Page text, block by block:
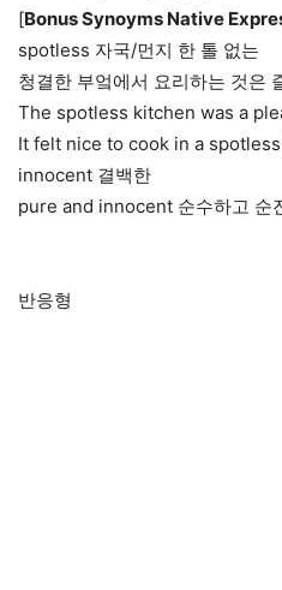
[Bonus Synoyms Native
spotless 자국/먼지 한 톨 없는
청결한 부엌에서 요리하는 것은
The spotless kitchen was a
It felt nice to cook in a
innocent 결백한
pure and innocent 순수하고 순
반응형